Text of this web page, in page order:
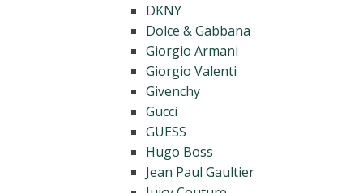
DKNY
Dolce & Gabbana
Giorgio Armani
Giorgio Valenti
Givenchy
Gucci
GUESS
Hugo Boss
Jean Paul Gaultier